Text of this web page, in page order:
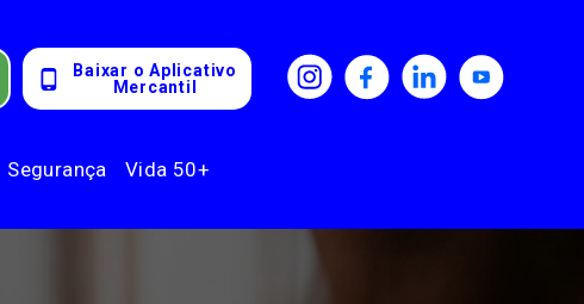
Baixar o Aplicativo
Mercantil
Segurança Vida 50+